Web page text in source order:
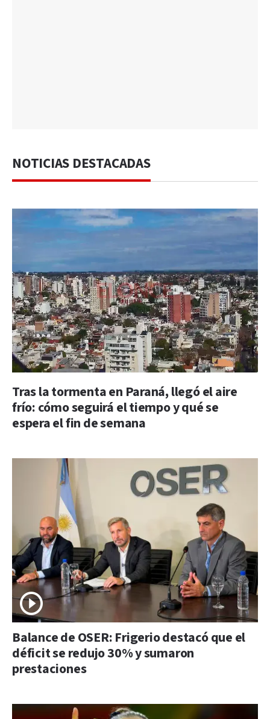
NOTICIAS DESTACADAS
Tras la tormenta en Paraná, llegó el aire
frío: cómo seguirá el tiempo y qué se
espera el fin de semana
Balance de OSER: Frigerio destacó que el
déficit se redujo 30% y sumaron
prestaciones